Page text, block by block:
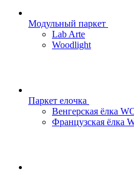
Модульный паркет
Lab Arte
Woodlight
Паркет елочка
Венгерская ёлка
Французская ёлка